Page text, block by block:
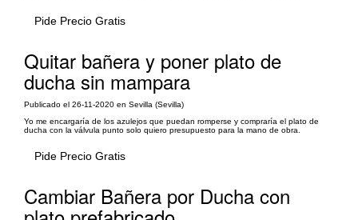
Pide Precio Gratis
Quitar bañera y poner plato de
ducha sin mampara
Publicado el 26-11-2020 en Sevilla (Sevilla)
Yo me encargaría de los azulejos que puedan romperse y compraría el plato de
ducha con la válvula punto solo quiero presupuesto para la mano de obra.
Pide Precio Gratis
Cambiar Bañera por Ducha con